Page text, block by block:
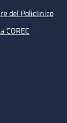
del Policlinico
COREC